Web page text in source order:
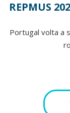
REPMUS
Portugal volta a